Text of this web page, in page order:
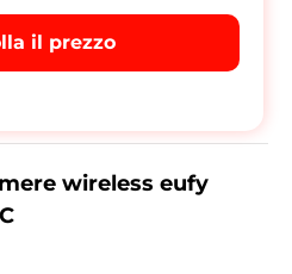
il prezzo
wireless eufy